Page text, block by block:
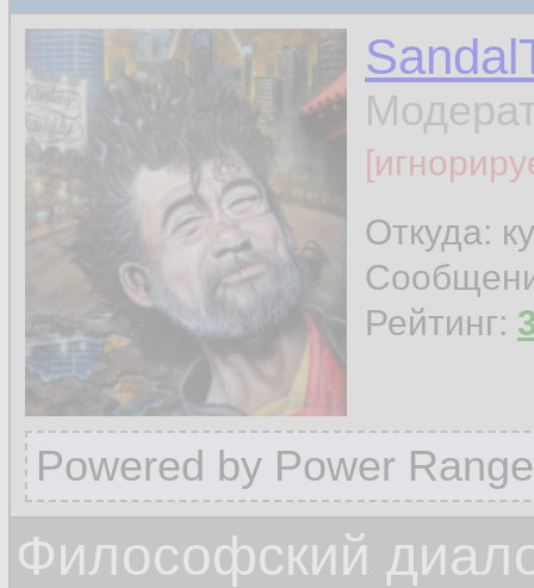
Откуда:
Рейтинг:
Powered by Power
Философский